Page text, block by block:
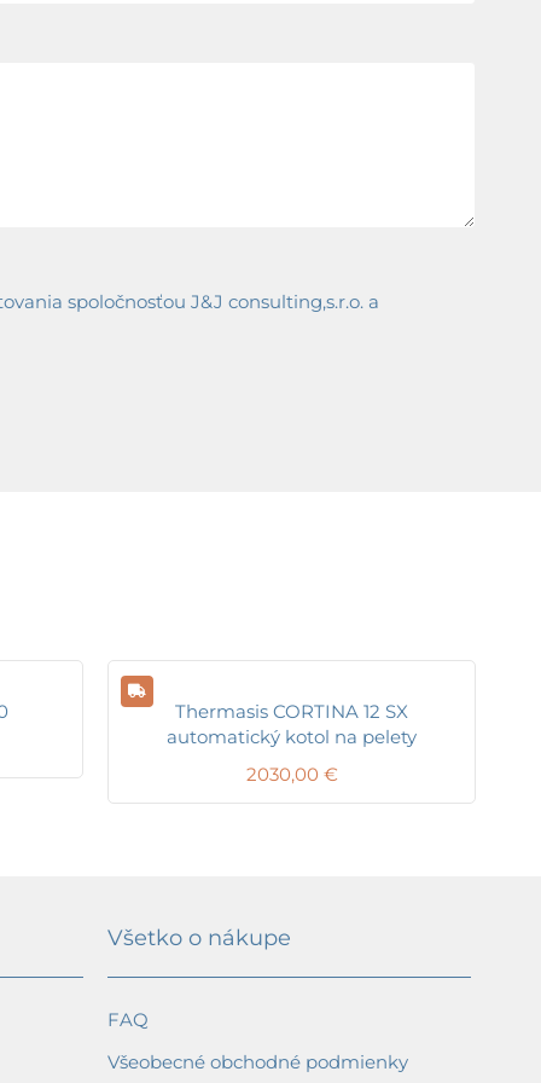
spoločnosťou J&J consulting,s.r.o. a
Thermasis CORTINA 12 SX
automatický kotol na pelety
2030,00 €
Všetko o nákupe
FAQ
Všeobecné obchodné podmienky